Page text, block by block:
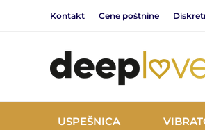
Kontakt Cene poštnine
USPEŠNICA